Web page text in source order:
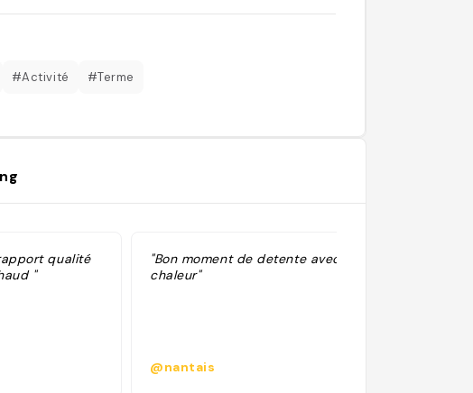
#Activité #Terme
qualité
"
"Bon moment de detente avec la
chaleur"
@nantais